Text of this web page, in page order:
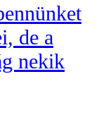
de a
nekik